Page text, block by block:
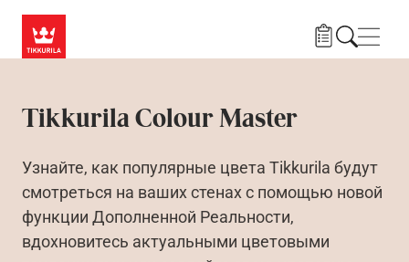
Tikkurila Colour Master
Узнайте, как популярные цвета Tikkurila будут
смотреться на ваших стенах с помощью новой
функции Дополненной Реальности,
вдохновитесь актуальными цветовыми